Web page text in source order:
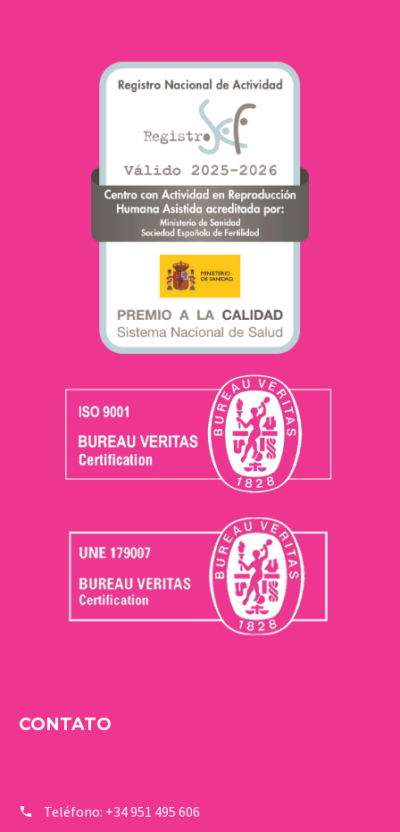
dificultam a ovulação e
afetam o esperma.
CONTATO
Teléfono: +34 951 495 606